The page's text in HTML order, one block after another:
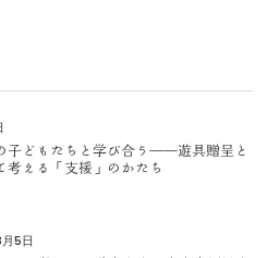
子どもたちと学び合う――遊具贈呈と
考える「支援」のかたち
5日